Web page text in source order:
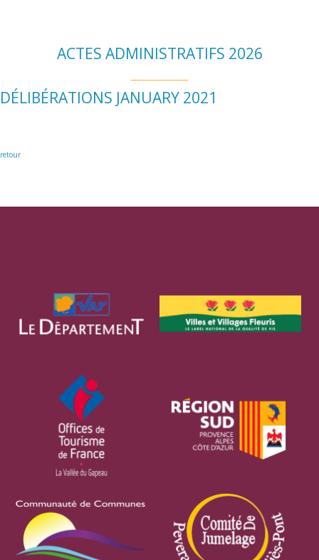
ACTES ADMINISTRATIFS 2026
DÉLIBÉRATIONS JANUARY 2021
retour